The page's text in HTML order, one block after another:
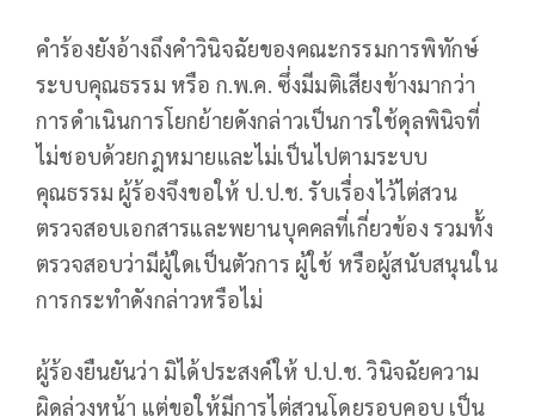
คำร้องยังอ้างถึงคำวินิจฉัยของคณะกรรมการพิทักษ์
ระบบคุณธรรม หรือ ก.พ.ค. ซึ่งมีมติเสียงข้างมากว่า
การดำเนินการโยกย้ายดังกล่าวเป็นการใช้ดุลพินิจที่
ไม่ชอบด้วยกฎหมายและไม่เป็นไปตามระบบ
คุณธรรม ผู้ร้องจึงขอให้ ป.ป.ช. รับเรื่องไว้ไต่สวน
ตรวจสอบเอกสารและพยานบุคคลที่เกี่ยวข้อง รวมทั้ง
ตรวจสอบว่ามีผู้ใดเป็นตัวการ ผู้ใช้ หรือผู้สนับสนุนใน
การกระทำดังกล่าวหรือไม่
ผู้ร้องยืนยันว่า มิได้ประสงค์ให้ ป.ป.ช. วินิจฉัยความ
ผิดล่วงหน้า แต่ขอให้มีการไต่สวนโดยรอบคอบ เป็น